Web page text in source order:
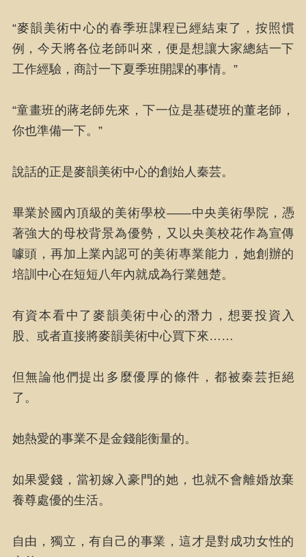
“麥韻美術中心的春季班課程已經結束了，按照慣
例，今天將各位老師叫來，便是想讓大家總結一下
工作經驗，商討一下夏季班開課的事情。”
“童畫班的蔣老師先來，下一位是基礎班的董老師，
你也準備一下。”
說話的正是麥韻美術中心的創始人秦芸。
畢業於國內頂級的美術學校——中央美術學院，憑
著強大的母校背景為優勢，又以央美校花作為宣傳
噱頭，再加上業內認可的美術專業能力，她創辦的
培訓中心在短短八年內就成為行業翹楚。
有資本看中了麥韻美術中心的潛力，想要投資入
股、或者直接將麥韻美術中心買下來……
但無論他們提出多麼優厚的條件，都被秦芸拒絕
了。
她熱愛的事業不是金錢能衡量的。
如果愛錢，當初嫁入豪門的她，也就不會離婚放棄
養尊處優的生活。
自由，獨立，有自己的事業，這才是對成功女性的